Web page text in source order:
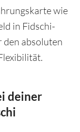
wie
in Fidschi-
absoluten
deiner